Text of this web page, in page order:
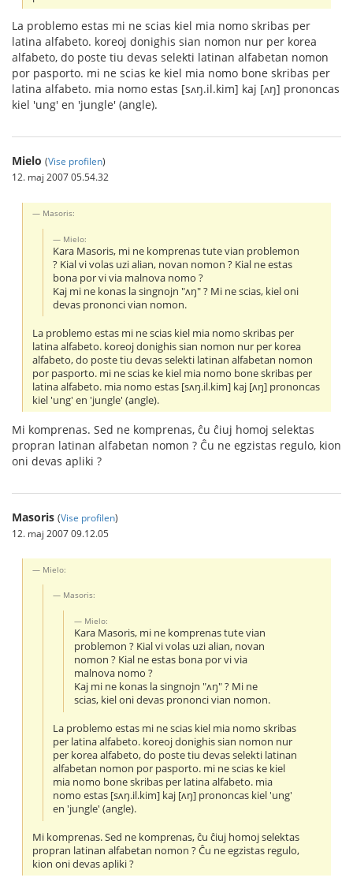
La problemo estas mi ne scias kiel mia nomo skribas per
latina alfabeto. koreoj donighis sian nomon nur per korea
alfabeto, do poste tiu devas selekti latinan alfabetan nomon
por pasporto. mi ne scias ke kiel mia nomo bone skribas per
latina alfabeto. mia nomo estas [sʌŋ.il.kim] kaj [ʌŋ] prononcas
kiel 'ung' en 'jungle' (angle).
Mielo (Vise profilen)
12. maj 2007 05.54.32
Masoris:
Mielo:
Kara Masoris, mi ne komprenas tute vian problemon
? Kial vi volas uzi alian, novan nomon ? Kial ne estas
bona por vi via malnova nomo ?
Kaj mi ne konas la singnojn "ʌŋ" ? Mi ne scias, kiel oni
devas prononci vian nomon.
La problemo estas mi ne scias kiel mia nomo skribas per
latina alfabeto. koreoj donighis sian nomon nur per korea
alfabeto, do poste tiu devas selekti latinan alfabetan nomon
por pasporto. mi ne scias ke kiel mia nomo bone skribas per
latina alfabeto. mia nomo estas [sʌŋ.il.kim] kaj [ʌŋ] prononcas
kiel 'ung' en 'jungle' (angle).
Mi komprenas. Sed ne komprenas, ĉu ĉiuj homoj selektas
propran latinan alfabetan nomon ? Ĉu ne egzistas regulo, kion
oni devas apliki ?
Masoris (Vise profilen)
12. maj 2007 09.12.05
Mielo:
Masoris:
Mielo:
Kara Masoris, mi ne komprenas tute vian
problemon ? Kial vi volas uzi alian, novan
nomon ? Kial ne estas bona por vi via
malnova nomo ?
Kaj mi ne konas la singnojn "ʌŋ" ? Mi ne
scias, kiel oni devas prononci vian nomon.
La problemo estas mi ne scias kiel mia nomo skribas
per latina alfabeto. koreoj donighis sian nomon nur
per korea alfabeto, do poste tiu devas selekti latinan
alfabetan nomon por pasporto. mi ne scias ke kiel
mia nomo bone skribas per latina alfabeto. mia
nomo estas [sʌŋ.il.kim] kaj [ʌŋ] prononcas kiel 'ung'
en 'jungle' (angle).
Mi komprenas. Sed ne komprenas, ĉu ĉiuj homoj selektas
propran latinan alfabetan nomon ? Ĉu ne egzistas regulo,
kion oni devas apliki ?